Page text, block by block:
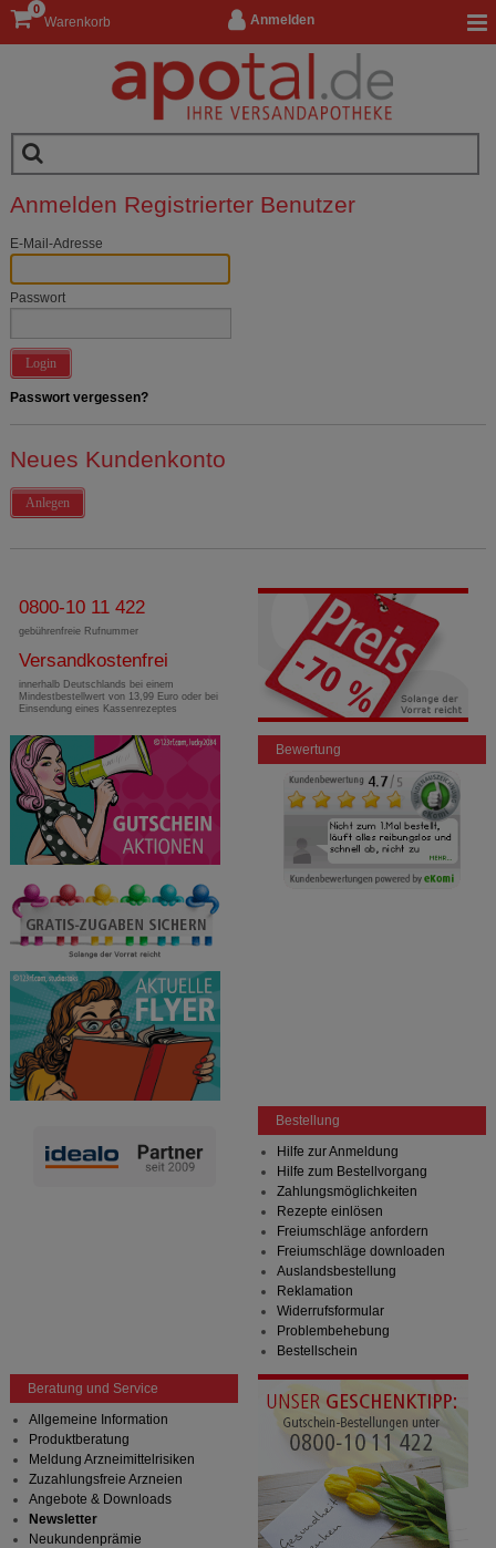
Anmelden
Warenkorb
0
Anmelden Registrierter Benutzer
E-Mail-Adresse
Passwort
Login
Passwort vergessen?
Neues Kundenkonto
Anlegen
0800-10 11 422
gebührenfreie Rufnummer
Versandkostenfrei
innerhalb Deutschlands bei einem
Mindestbestellwert von 13,99 Euro oder bei
Einsendung eines Kassenrezeptes
Bewertung
Bestellung
Hilfe zur Anmeldung
Hilfe zum Bestellvorgang
Zahlungsmöglichkeiten
Rezepte einlösen
Freiumschläge anfordern
Freiumschläge downloaden
Auslandsbestellung
Reklamation
Widerrufsformular
Problembehebung
Bestellschein
Beratung und Service
Allgemeine Information
Produktberatung
Meldung Arzneimittelrisiken
Zuzahlungsfreie Arzneien
Angebote & Downloads
Newsletter
Neukundenprämie